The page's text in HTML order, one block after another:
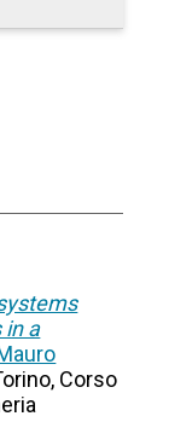
in a
Corso